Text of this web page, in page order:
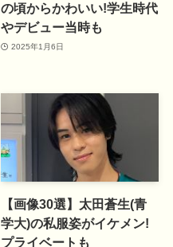
の頃からかわいい!学生時代
やデビュー当時も
2025年1月6日
【画像30選】太田蒼生(青
学大)の私服姿がイケメン!
プライベートも